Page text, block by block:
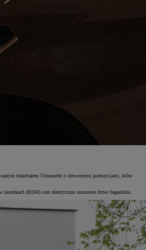
materiałem Ultrasuede z czerwonymi przeszyciami, które
(BSM) oraz elektrycznie unoszone drzwi bagażnika.